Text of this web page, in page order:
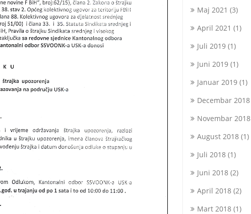
Maj 2021 (3)
April 2021 (1)
Juli 2019 (1)
Juni 2019 (1)
Januar 2019 (1)
Decembar 2018
Novembar 2018
August 2018 (1)
Juli 2018 (1)
Juni 2018 (2)
April 2018 (2)
Mart 2018 (1)